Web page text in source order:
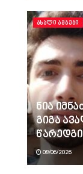
ᲐᲮᲐᲚᲘ ᲐᲛᲑᲔᲑᲘ
ნია
გიგა
08/06/2026